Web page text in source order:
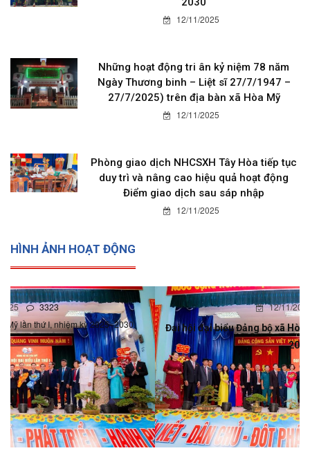
12/11/2025
Những hoạt động tri ân kỷ niệm 78 năm
Ngày Thương binh – Liệt sĩ 27/7/1947 –
27/7/2025) trên địa bàn xã Hòa Mỹ
12/11/2025
Phòng giao dịch NHCSXH Tây Hòa tiếp tục
duy trì và nâng cao hiệu quả hoạt động
Điểm giao dịch sau sáp nhập
12/11/2025
HÌNH ẢNH HOẠT ĐỘNG
12/11/2025 0
Đại hội đại biểu Đảng bộ xã Hòa Mỹ lần thứ I, nhiệm kỳ 2025-
2030